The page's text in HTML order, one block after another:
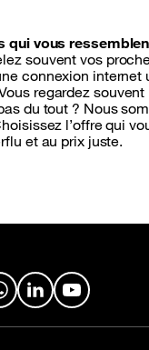
qui vous
souvent vos
connexion internet
regardez souvent
du tout ? Nous
l’offre qui
et au prix juste.
LinkedInYouTube